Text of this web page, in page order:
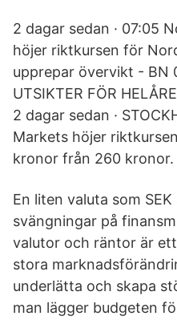
2 dagar sedan · 07:05
höjer riktkursen för
upprepar övervikt - BN
UTSIKTER FÖR
2 dagar sedan ·
Markets höjer
kronor från 260 kronor.
En liten valuta som
svängningar på
valutor och räntor är
stora
underlätta och skapa
man lägger budgeten